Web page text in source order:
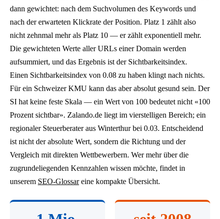
dann gewichtet: nach dem Suchvolumen des Keywords und
nach der erwarteten Klickrate der Position. Platz 1 zählt also
nicht zehnmal mehr als Platz 10 — er zählt exponentiell mehr.
Die gewichteten Werte aller URLs einer Domain werden
aufsummiert, und das Ergebnis ist der Sichtbarkeitsindex.
Einen Sichtbarkeitsindex von 0.08 zu haben klingt nach nichts.
Für ein Schweizer KMU kann das aber absolut gesund sein. Der
SI hat keine feste Skala — ein Wert von 100 bedeutet nicht «100
Prozent sichtbar». Zalando.de liegt im vierstelligen Bereich; ein
regionaler Steuerberater aus Winterthur bei 0.03. Entscheidend
ist nicht der absolute Wert, sondern die Richtung und der
Vergleich mit direkten Wettbewerbern. Wer mehr über die
zugrundeliegenden Kennzahlen wissen möchte, findet in
unserem SEO-Glossareine kompakte Übersicht.